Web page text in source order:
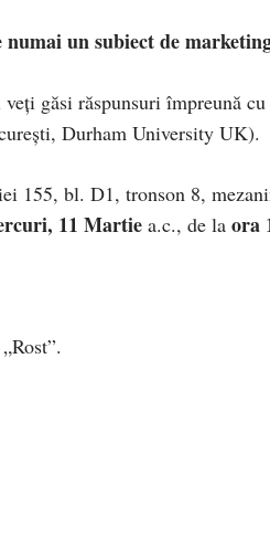
un subiect de
găsi răspunsuri împreună
Durham University UK).
155, bl. D1, tronson 8,
11 Martie a.c., de la ora